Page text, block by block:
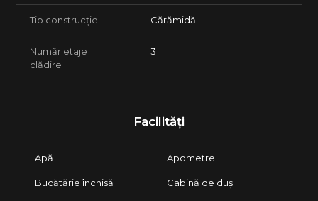
Tip construcție Cărămidă
Număr etaje
clădire
3
Facilități
Apă Apometre
Bucătărie închisă Cabină de duș